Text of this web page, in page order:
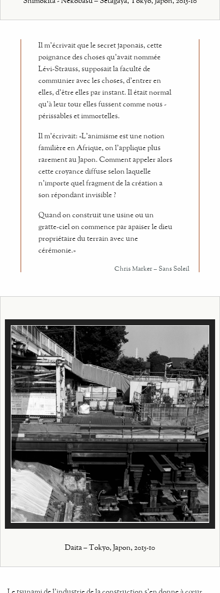
Il m’écrivait que le secret japonais, cette
poignance des choses qu’avait nommée
Lévi-Strauss, supposait la faculté de
communier avec les choses, d’entrer en
elles, d’être elles par instant. Il était normal
qu’à leur tour elles fussent comme nous -
périssables et immortelles.
Il m’écrivait: «L’animisme est une notion
familière en Afrique, on l’applique plus
rarement au Japon. Comment appeler alors
cette croyance diffuse selon laquelle
n’importe quel fragment de la création a
son répondant invisible ?
Quand on construit une usine ou un
gratte-ciel on commence par apaiser le dieu
propriétaire du terrain avec une
cérémonie.»
Daita – Tokyo, Japon, 2015-10